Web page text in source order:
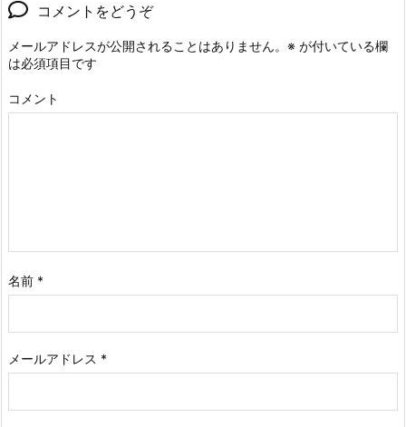
コメントをどうぞ
メールアドレスが公開されることはありません。 ※ が付いている欄
は必須項目です
コメント
名前 *
メールアドレス *